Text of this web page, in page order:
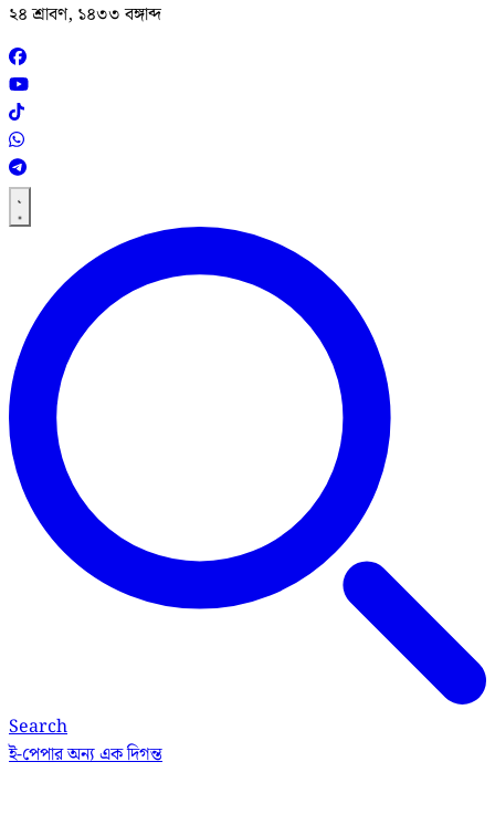
২৪ শ্রাবণ, ১৪৩৩ বঙ্গাব্দ
Search
ই-পেপারঅন্য এক দিগন্ত